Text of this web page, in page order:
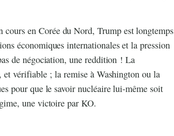
cours en Corée du Nord, Trump est longtemps
économiques internationales et la pression
de négociation, une reddition ! La
vérifiable ; la remise à Washington ou la
pour que le savoir nucléaire lui-même soit
une victoire par KO.